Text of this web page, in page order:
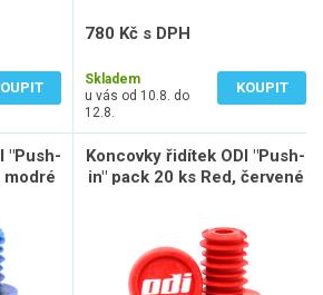
780 Kč s DPH
Skladem
u vás od 10.8. do
12.8.
KOUPIT
"Push-
modré
Koncovky řidítek ODI "Push-
in" pack 20 ks Red, červené